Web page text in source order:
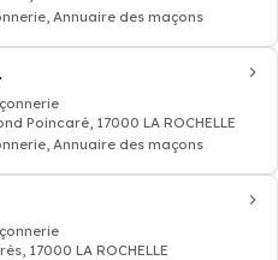
Annuaire des maçons
Poincaré, 17000 LA ROCHELLE
Annuaire des maçons
17000 LA ROCHELLE